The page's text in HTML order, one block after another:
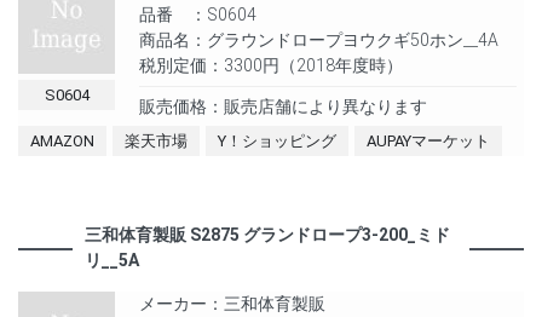
S0604
品番 ：S0604
商品名：グラウンドロープヨウクギ50ホン__4A
税別定価：3300円（2018年度時）
販売価格：販売店舗により異なります
AMAZON 楽天市場 Y！ショッピング AUPAYマーケット
三和体育製販 S2875 グランドロープ3-200_ミド
リ__5A
メーカー：三和体育製販